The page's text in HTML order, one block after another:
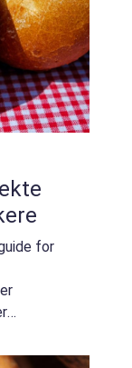
for